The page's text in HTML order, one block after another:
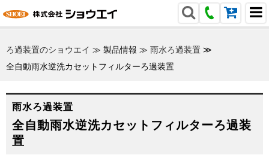
ろ過装置のショウエイ ≫ 製品情報 ≫ 雨水ろ過装置 ≫
全自動雨水逆洗カセットフィルターろ過装置
雨水ろ過装置
全自動雨水逆洗カセットフィルターろ過装
置